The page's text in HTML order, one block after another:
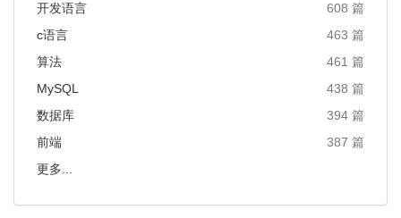
开发语言
608 篇
c语言
463 篇
算法
461 篇
MySQL
438 篇
数据库
394 篇
前端
387 篇
更多...